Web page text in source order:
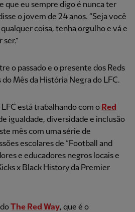
que eu sempre digo é nunca ter
o jovem de 24 anos. “Seja você
coisa, tenha orgulho e vá e
o passado e o presente dos Reds
Mês da História Negra do LFC.
está trabalhando com o Red
igualdade, diversidade e inclusão
mês com uma série de
escolares de “Football and
e educadores negros locais e
x Black History da Premier
The Red Way, que é o